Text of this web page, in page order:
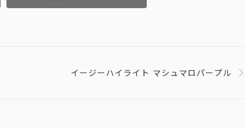
イージーハイライト マシュマロパープル